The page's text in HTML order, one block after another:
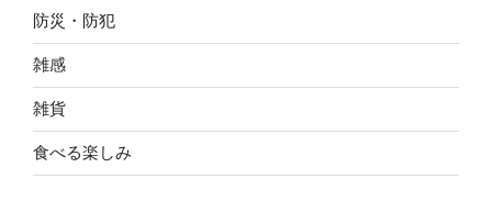
防災・防犯
雑感
雑貨
食べる楽しみ